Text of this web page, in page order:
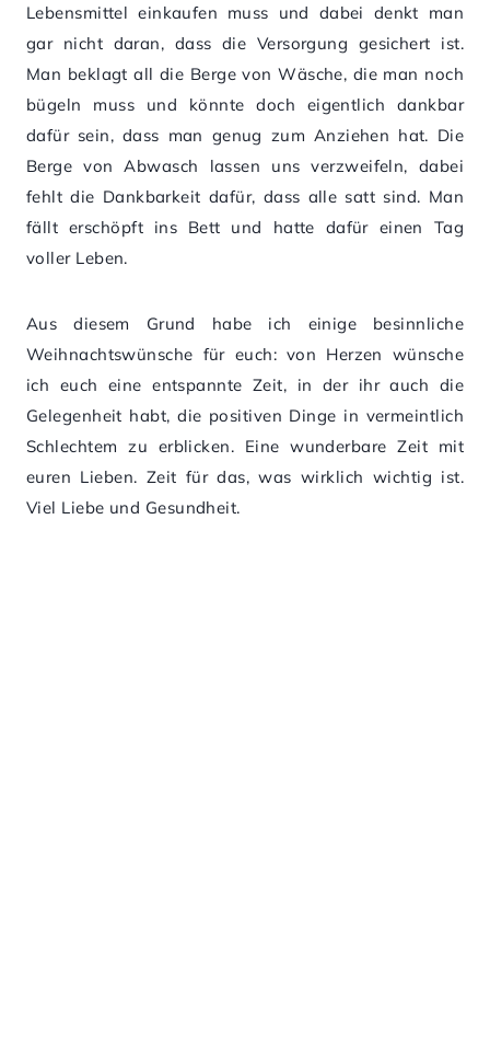
Lebensmittel einkaufen muss und dabei denkt man
gar nicht daran, dass die Versorgung gesichert ist.
Man beklagt all die Berge von Wäsche, die man noch
bügeln muss und könnte doch eigentlich dankbar
dafür sein, dass man genug zum Anziehen hat. Die
Berge von Abwasch lassen uns verzweifeln, dabei
fehlt die Dankbarkeit dafür, dass alle satt sind. Man
fällt erschöpft ins Bett und hatte dafür einen Tag
voller Leben.
Aus diesem Grund habe ich einige besinnliche
Weihnachtswünsche für euch: von Herzen wünsche
ich euch eine entspannte Zeit, in der ihr auch die
Gelegenheit habt, die positiven Dinge in vermeintlich
Schlechtem zu erblicken. Eine wunderbare Zeit mit
euren Lieben. Zeit für das, was wirklich wichtig ist.
Viel Liebe und Gesundheit.